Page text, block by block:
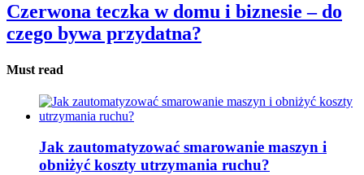
Czerwona teczka w domu i biznesie – do
czego bywa przydatna?
Must read
Jak zautomatyzować smarowanie maszyn i
obniżyć koszty utrzymania ruchu?